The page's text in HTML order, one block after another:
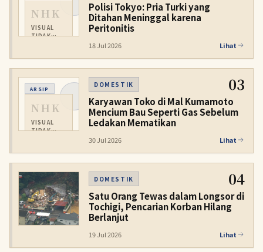
NHK
VISUAL
TIDAK
Polisi Tokyo: Pria Turki yang
Ditahan Meninggal karena
Peritonitis
18 Jul 2026 Lihat
ARSIP
NHK
VISUAL
TIDAK
DOMESTIK 03
Karyawan Toko di Mal Kumamoto
Mencium Bau Seperti Gas Sebelum
Ledakan Mematikan
30 Jul 2026 Lihat
DOMESTIK 04
Satu Orang Tewas dalam Longsor di
Tochigi, Pencarian Korban Hilang
Berlanjut
19 Jul 2026 Lihat